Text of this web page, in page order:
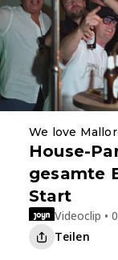
We love
House-
gesamte
Start
Videoclip •
Teilen